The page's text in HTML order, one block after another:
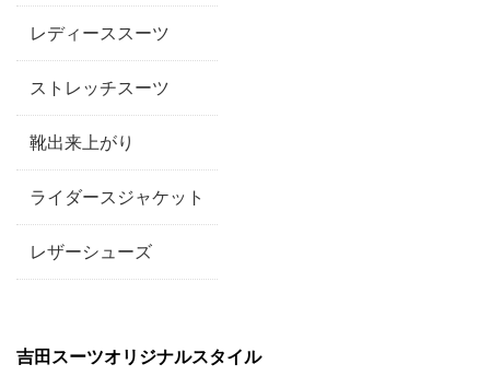
レディーススーツ
ストレッチスーツ
靴出来上がり
ライダースジャケット
レザーシューズ
吉田スーツオリジナルスタイル